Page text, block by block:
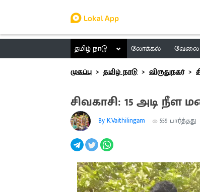
தமிழ் நாடு லோக்கல் வேலை
முகப்பு
தமிழ் நாடு விருதுநகர்
சிவகாசி: 15 அடி நீள
By K.Vaithilingam 559 பார்த்தது